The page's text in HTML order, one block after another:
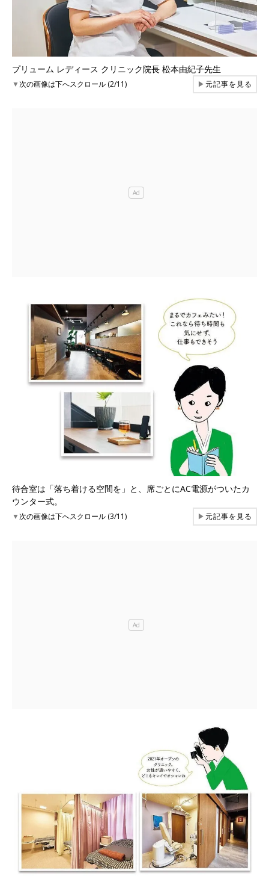
プリューム レディース クリニック院長 松本由紀子先生
▼次の画像は下へスクロール (2/11) ▶元記事を見る
待合室は「落ち着ける空間を」と、席ごとにAC電源がついたカ
ウンター式。
▼次の画像は下へスクロール (3/11) ▶元記事を見る